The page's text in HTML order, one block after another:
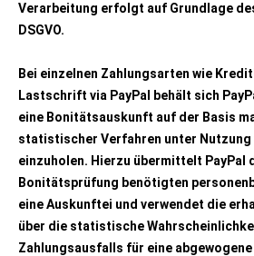
Verarbeitung erfolgt auf Grundlage
DSGVO.
Bei einzelnen Zahlungsarten wie
Lastschrift via PayPal behält sich
eine Bonitätsauskunft auf der Basis
statistischer Verfahren unter Nutzung
einzuholen. Hierzu übermittelt PayPal
Bonitätsprüfung benötigten
eine Auskunftei und verwendet die
über die statistische
Zahlungsausfalls für eine